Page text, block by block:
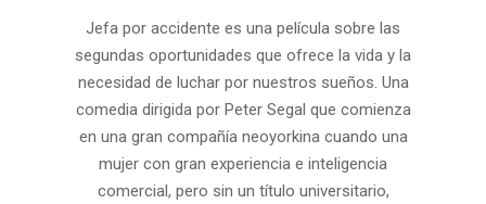
Jefa por accidente es una película sobre las
segundas oportunidades que ofrece la vida y la
necesidad de luchar por nuestros sueños. Una
comedia dirigida por Peter Segal que comienza
en una gran compañía neoyorkina cuando una
mujer con gran experiencia e inteligencia
comercial, pero sin un título universitario,